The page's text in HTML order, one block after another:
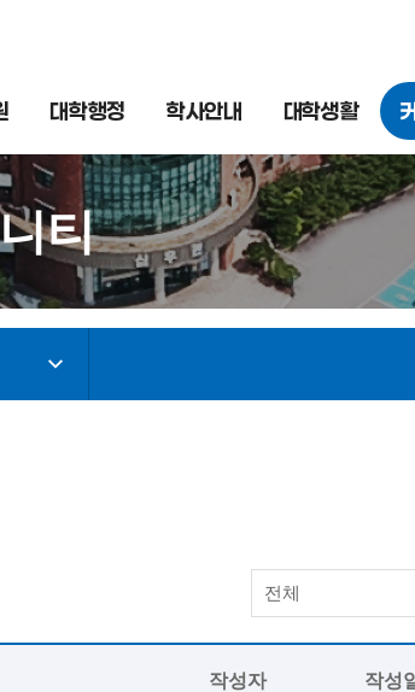
대학행정 학사안내 대학생활
티
전체
작성자 작성